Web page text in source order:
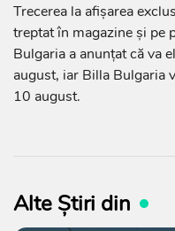
Trecerea la afișarea
treptat în magazine și pe
Bulgaria a anunțat că va
august, iar Billa Bulgaria
10 august.
Alte Știri din